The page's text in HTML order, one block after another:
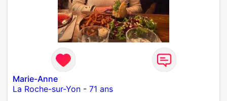
Marie-Anne
La Roche-sur-Yon - 71 ans